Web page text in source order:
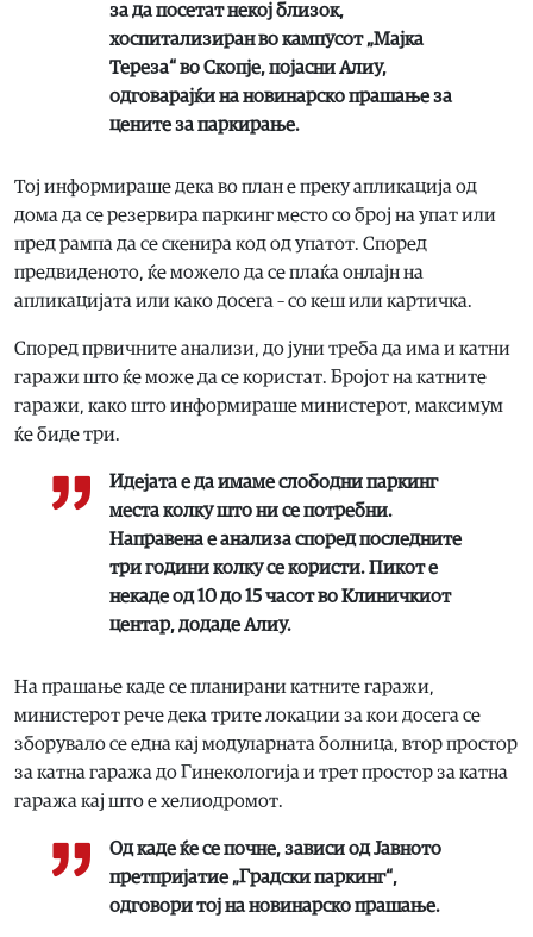
за да посетат некој близок,
хоспитализиран во кампусот „Мајка
Тереза“ во Скопје, појасни Алиу,
одговарајќи на новинарско прашање за
цените за паркирање.
Тој информираше дека во план е преку апликација од
дома да се резервира паркинг место со број на упат или
пред рампа да се скенира код од упатот. Според
предвиденото, ќе можело да се плаќа онлајн на
апликацијата или како досега – со кеш или картичка.
Според првичните анализи, до јуни треба да има и катни
гаражи што ќе може да се користат. Бројот на катните
гаражи, како што информираше министерот, максимум
ќе биде три.
Идејата е да имаме слободни паркинг
места колку што ни се потребни.
Направена е анализа според последните
три години колку се користи. Пикот е
некаде од 10 до 15 часот во Клиничкиот
центар, додаде Алиу.
На прашање каде се планирани катните гаражи,
министерот рече дека трите локации за кои досега се
зборувало се една кај модуларната болница, втор простор
за катна гаража до Гинекологија и трет простор за катна
гаража кај што е хелиодромот.
Од каде ќе се почне, зависи од Јавното
претпријатие „Градски паркинг“,
одговори тој на новинарско прашање.